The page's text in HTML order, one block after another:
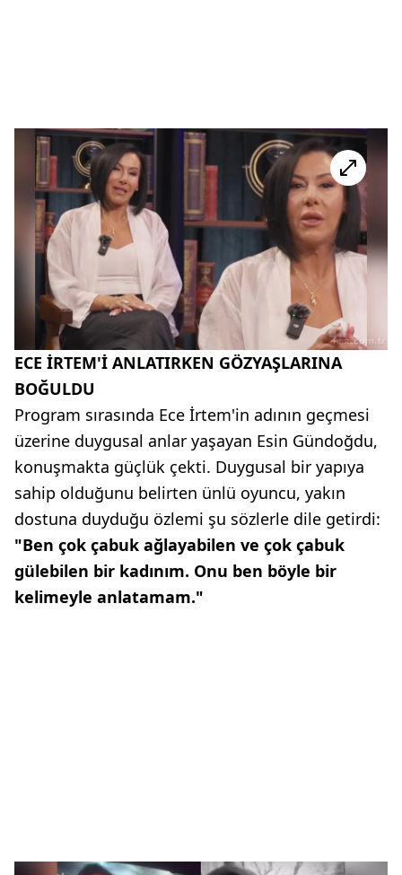
ECE İRTEM'İ ANLATIRKEN GÖZYAŞLARINA
BOĞULDU
Program sırasında Ece İrtem'in adının geçmesi
üzerine duygusal anlar yaşayan Esin Gündoğdu,
konuşmakta güçlük çekti. Duygusal bir yapıya
sahip olduğunu belirten ünlü oyuncu, yakın
dostuna duyduğu özlemi şu sözlerle dile getirdi:
"Ben çok çabuk ağlayabilen ve çok çabuk
gülebilen bir kadınım. Onu ben böyle bir
kelimeyle anlatamam."